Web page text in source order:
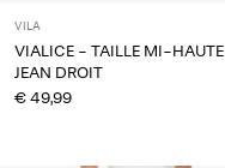
VILA
VIALICE - TAILLE MI-HAUTE
JEAN DROIT
€ 49,99